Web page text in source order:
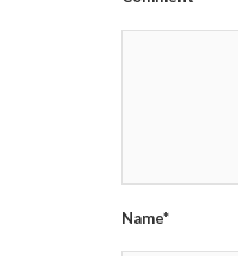
Name*